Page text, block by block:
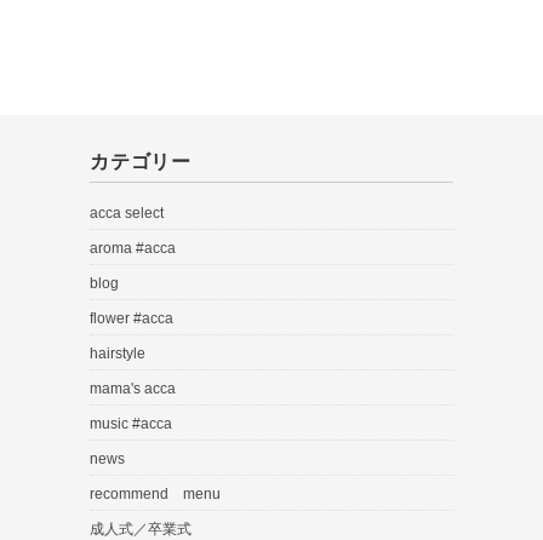
カテゴリー
acca select
aroma #acca
blog
flower #acca
hairstyle
mama's acca
music #acca
news
recommend menu
成人式／卒業式